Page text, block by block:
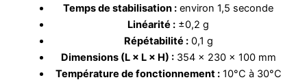
Temps de stabilisation : environ 1,5 seconde
Linéarité : ±0,2 g
Répétabilité : 0,1 g
Dimensions (L × L × H) : 354 × 230 × 100 mm
Température de fonctionnement : 10°C à 30°C